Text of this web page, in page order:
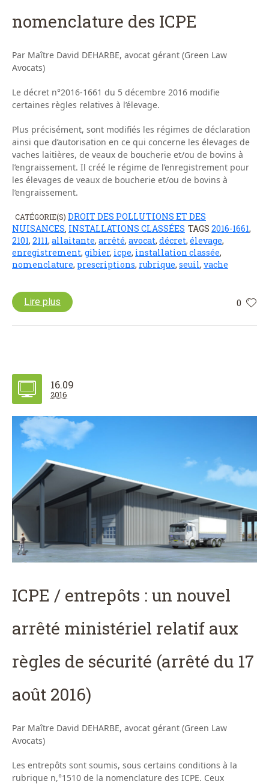
nomenclature des ICPE
Par Maître David DEHARBE, avocat gérant (Green Law
Avocats)
Le décret n°2016-1661 du 5 décembre 2016 modifie
certaines règles relatives à l’élevage.
Plus précisément, sont modifiés les régimes de déclaration
ainsi que d’autorisation en ce qui concerne les élevages de
vaches laitières, de veaux de boucherie et/ou de bovins à
l’engraissement. Il créé le régime de l’enregistrement pour
les élevages de veaux de boucherie et/ou de bovins à
l’engraissement.
CATÉGORIE(S) DROIT DES POLLUTIONS ET DES
NUISANCES INSTALLATIONS CLASSÉES TAGS 2016-1661,
2101, 2111, allaitante, arrêté, avocat, décret, élevage,
enregistrement, gibier, icpe, installation classée,
nomenclature, prescriptions, rubrique, seuil, vache
0
Lire plus
16.09
2016
ICPE / entrepôts : un nouvel
arrêté ministériel relatif aux
règles de sécurité (arrêté du 17
août 2016)
Par Maître David DEHARBE, avocat gérant (Green Law
Avocats)
Les entrepôts sont soumis, sous certains conditions à la
rubrique n,°1510 de la nomenclature des ICPE. Ceux